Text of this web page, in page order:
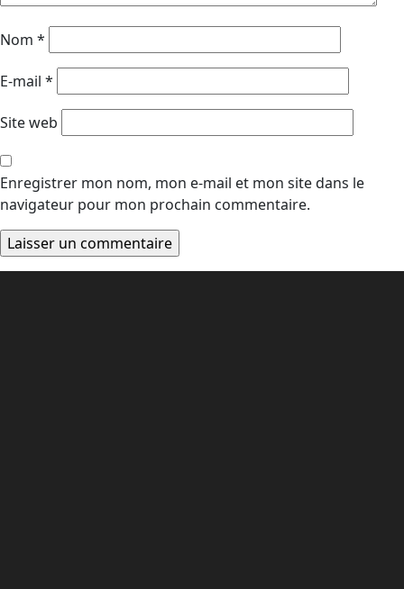
Nom *
E-mail *
Site web
Enregistrer mon nom, mon e-mail et mon site dans le
navigateur pour mon prochain commentaire.